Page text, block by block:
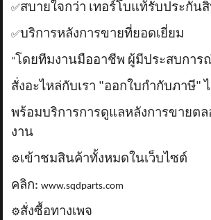
✅สบายใจกว่า เทอร์โบแท้รับประกัน
✅บริการหลังการขายที่ยอดเยี่ยม
“ โดยทีมงานมืออาชีพ ผู้มีประสบกา
สั่งอะไหล่กับเรา "ออกใบกำกับภาษี"
พร้อมบริการการดูแลหลังการขายต
งาน
⚙️เข้าชมสินค้าทั้งหมดในเว็บไซต์
คลิก:www.sqdparts.com
⚙️สั่งซื้อทางเพจ